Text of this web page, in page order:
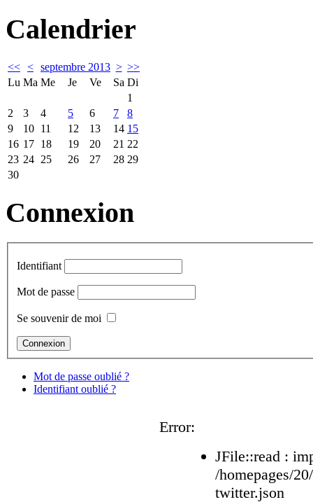
Calendrier
<< < septembre 2013 > >>
Lu Ma Me Je Ve Sa Di
1
2
3 4 5 6 7
8
9
10 11 12 13 14 15
16 17 18 19 20 21 22
23 24 25 26 27 28 29
30
Connexion
Identifiant
Mot de passe
Se souvenir de moi
Mot de passe oublié ?
Identifiant oublié ?
Error:
JFile::read :
/homepages/
twitter.json